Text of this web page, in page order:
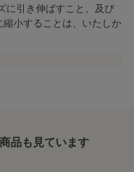
に引き伸ばすこと、及び
小することは、いたしか
品も見ています